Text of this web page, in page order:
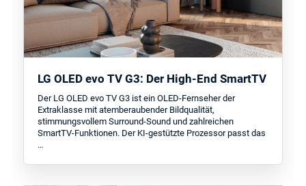
LG OLED evo TV G3: Der High-End SmartTV
Der LG OLED evo TV G3 ist ein OLED-Fernseher der
Extraklasse mit atemberaubender Bildqualität,
stimmungsvollem Surround-Sound und zahlreichen
SmartTV-Funktionen. Der KI-gestützte Prozessor passt das
…